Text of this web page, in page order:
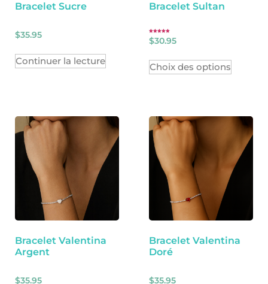
Bracelet Sucre
$35.95
Continuer la lecture
Bracelet Sultan
Note
5.00
sur 5
$30.95
Choix des options
Bracelet Valentina
Argent
$35.95
Bracelet Valentina
Doré
$35.95